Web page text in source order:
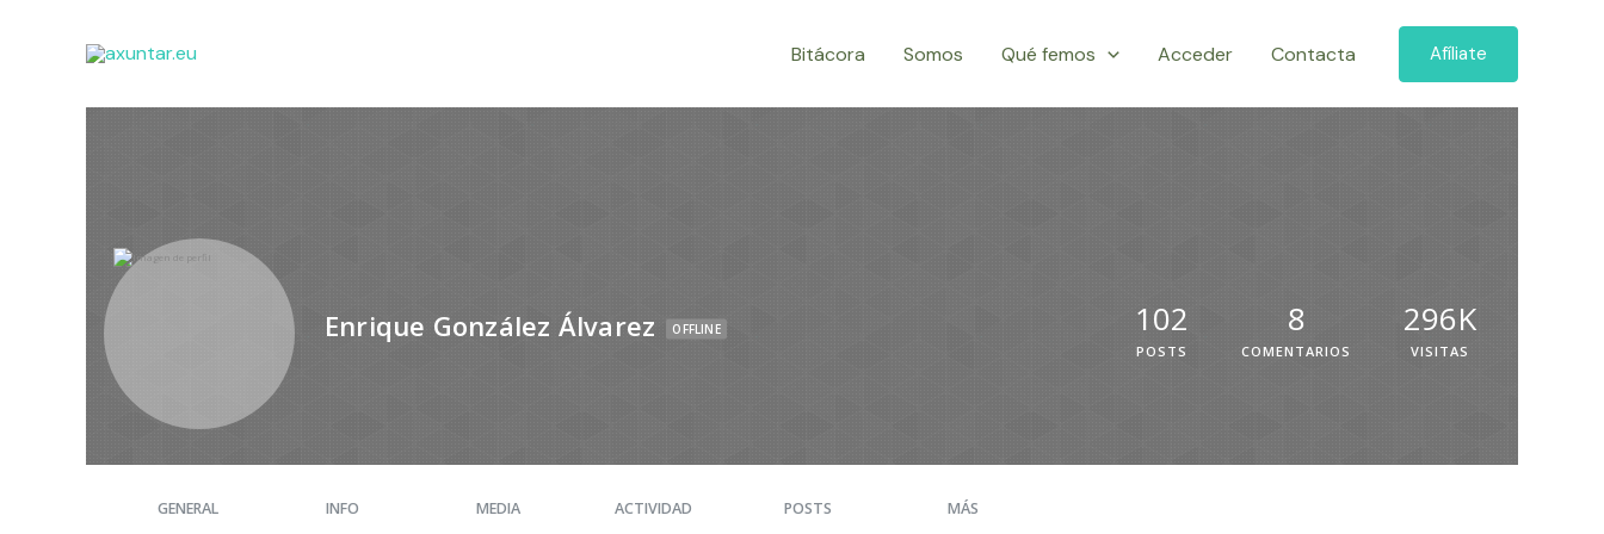
Bitácora Somos Qué femos Acceder Contacta Afíliate
Enrique González Álvarez OFFLINE 102
POSTS
8
COMENTARIOS
296K
VISITAS
GENERAL INFO MEDIA ACTIVIDAD POSTS MÁS